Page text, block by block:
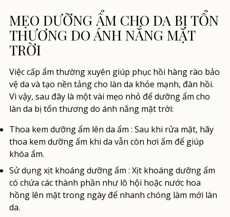
MẸO DƯỠNG ẨM CHO DA BỊ TỔN
THƯƠNG DO ÁNH NẮNG MẶT
TRỜI
Việc cấp ẩm thường xuyên giúp phục hồi hàng rào bảo
vệ da và tạo nền tảng cho làn da khỏe mạnh, đàn hồi.
Vì vậy, sau đây là một vài mẹo nhỏ để dưỡng ẩm cho
làn da bị tổn thương do ánh nắng mặt trời:
Thoa kem dưỡng ẩm lên da ẩm : Sau khi rửa mặt, hãy
thoa kem dưỡng ẩm khi da vẫn còn hơi ẩm để giúp
khóa ẩm.
Sử dụng xịt khoáng dưỡng ẩm : Xịt khoáng dưỡng ẩm
có chứa các thành phần như lô hội hoặc nước hoa
hồng lên mặt trong ngày để nhanh chóng làm mới làn
da.